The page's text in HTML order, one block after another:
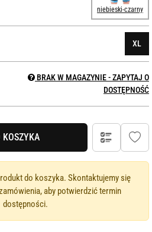
niebieski-czarny
XL
BRAK W MAGAZYNIE - ZAPYTAJ O
DOSTĘPNOŚĆ
KOSZYKA
do koszyka. Skontaktujemy się
aby potwierdzić termin
dostępności.